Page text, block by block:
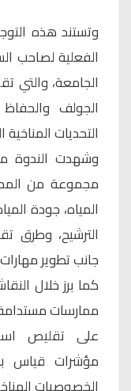
وتستند هذه
الفعلية لصاحب
الجامعة، والتي
الجولف
التحديات
وشهدت الندوة
مجموعة من
المياه، جودة
الترشيح، وطرق
جانب تطوير
كما برز خلال
ممارسات
على تقليص
مؤشرات قياس